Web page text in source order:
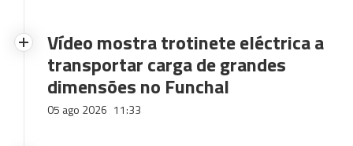
Vídeo mostra trotinete eléctrica a
transportar carga de grandes
dimensões no Funchal
05 ago 2026 11:33